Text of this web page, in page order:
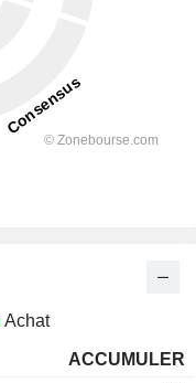
Achat
ACCUMULER